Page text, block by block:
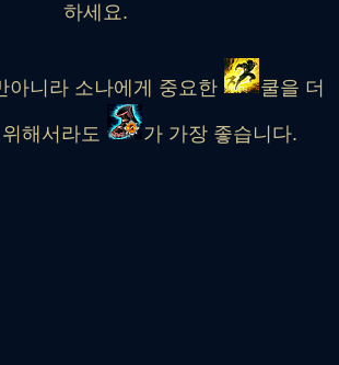
하세요.
아니라 소나에게 중요한 쿨을 더
해서라도 가 가장 좋습니다.